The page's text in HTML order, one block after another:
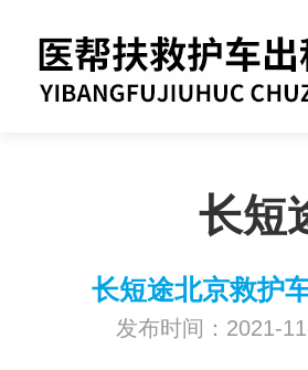
长短
长短途北京救护
发布时间：2021-